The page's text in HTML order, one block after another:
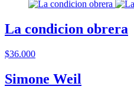
La condicion obrera
$36.000
Simone Weil